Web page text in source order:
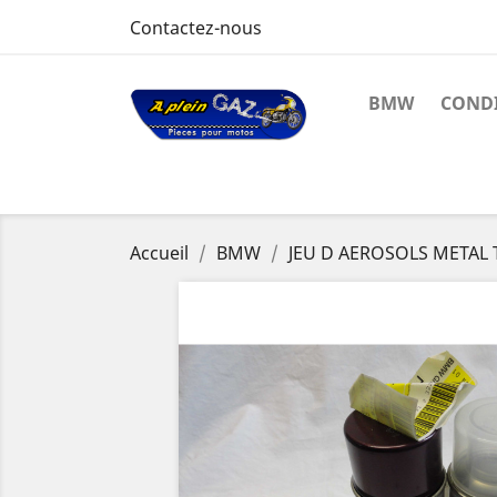
Contactez-nous
BMW
Accueil BMW JEU D AEROSOLS